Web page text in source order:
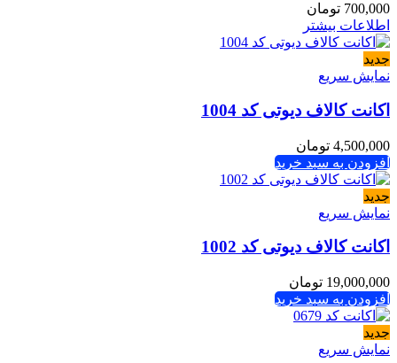
700,000 تومان
اطلاعات بیشتر
جدید
نمایش سریع
اکانت کالاف دیوتی کد 1004
4,500,000 تومان
افزودن به سبد خرید
جدید
نمایش سریع
اکانت کالاف دیوتی کد 1002
19,000,000 تومان
افزودن به سبد خرید
جدید
نمایش سریع